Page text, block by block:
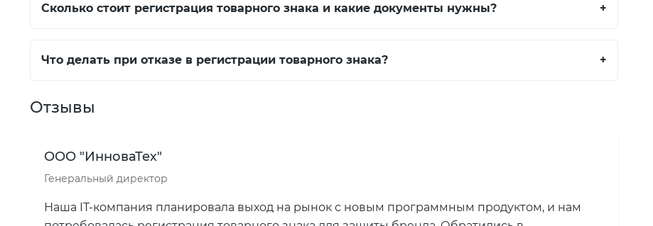
Сколько стоит регистрация товарного знака и какие документы нужны? +
Что делать при отказе в регистрации товарного знака? +
Отзывы
ООО "ИнноваТех"
Генеральный директор
Наша IT-компания планировала выход на рынок с новым программным продуктом, и нам